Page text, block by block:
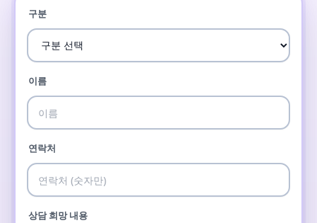
구분
이름
연락처
상담 희망 내용